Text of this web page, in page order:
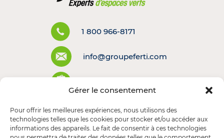
Gérer le consentement
Pour offrir les meilleures expériences, nous utilisons des
technologies telles que les cookies pour stocker et/ou accéder aux
informations des appareils. Le fait de consentir à ces technologies
1 800 966-8171
info@groupeferti.com